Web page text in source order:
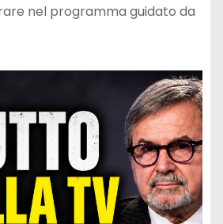
nel programma guidato da